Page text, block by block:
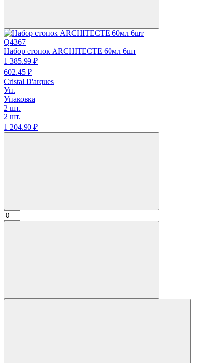
Q4367
Набор стопок ARCHITECTE 60мл 6шт
1 385.99 ₽
602.45 ₽
Cristal D'arques
Уп.
Упаковка
2 шт.
2 шт.
1 204.90 ₽